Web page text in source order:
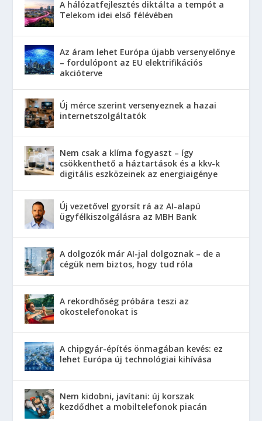
A hálózatfejlesztés diktálta a tempót a
Telekom idei első félévében
Az áram lehet Európa újabb versenyelőnye
– fordulópont az EU elektrifikációs
akcióterve
Új mérce szerint versenyeznek a hazai
internetszolgáltatók
Nem csak a klíma fogyaszt – így
csökkenthető a háztartások és a kkv-k
digitális eszközeinek az energiaigénye
Új vezetővel gyorsít rá az AI-alapú
ügyfélkiszolgálásra az MBH Bank
A dolgozók már AI-jal dolgoznak – de a
cégük nem biztos, hogy tud róla
A rekordhőség próbára teszi az
okostelefonokat is
A chipgyár-építés önmagában kevés: ez
lehet Európa új technológiai kihívása
Nem kidobni, javítani: új korszak
kezdődhet a mobiltelefonok piacán